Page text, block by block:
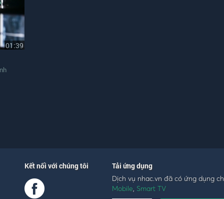
01:39
Kết nối với chúng tôi Tải ứng dụng
Dịch vụ nhac.vn đã có ứng dụng
Mobile, Smart TV